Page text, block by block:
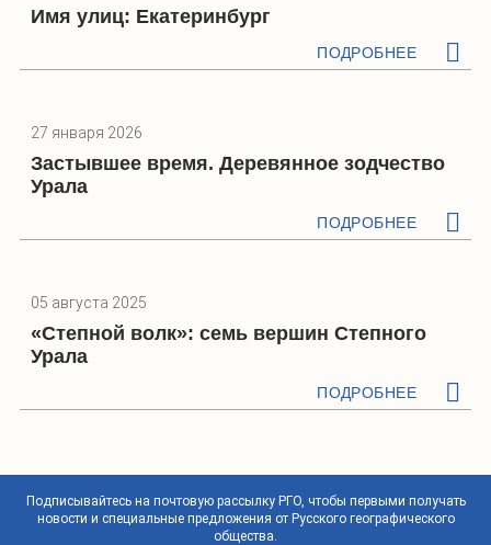
Имя улиц: Екатеринбург
ПОДРОБНЕЕ
27 января 2026
Застывшее время. Деревянное зодчество
Урала
ПОДРОБНЕЕ
05 августа 2025
«Степной волк»: семь вершин Степного
Урала
ПОДРОБНЕЕ
Подписывайтесь на почтовую рассылку РГО, чтобы первыми получать
новости и специальные предложения от Русского географического
общества.